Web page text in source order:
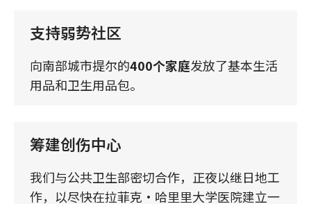
支持弱势社区
向南部城市提尔的400个家庭发放了基本生活
用品和卫生用品包。
筹建创伤中心
我们与公共卫生部密切合作，正夜以继日地工
作，以尽快在拉菲克·哈里里大学医院建立一